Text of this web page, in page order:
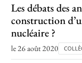
Les débats des
construction
nucléaire ?
le 26 août 2020